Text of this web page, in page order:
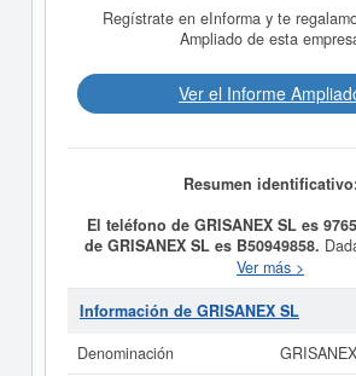
Regístrate en eInforma y te
Ampliado de esta
Ver el Informe
Resumen identificativo:
El teléfono de GRISANEX SL es
de GRISANEX SL es B50949858.
01/01/2003, la empresa GRISANEX SL
propósito COMERCIALIZACION,
MONTAJE DE GRIFERIA Y
por mayor de aparatos
Ver más >
Información de GRISANEX SL
Denominación